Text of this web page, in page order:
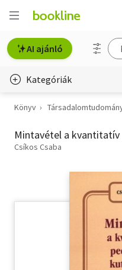
AI ajánló
Kategóriák
Életmód, egészség
Erotika
Könyv
Mintavétel a
Csíkos Csaba